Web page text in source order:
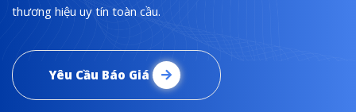
thương hiệu uy tín toàn cầu.
Yêu Cầu Báo Giá